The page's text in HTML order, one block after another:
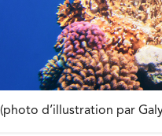
(photo d’illustration par